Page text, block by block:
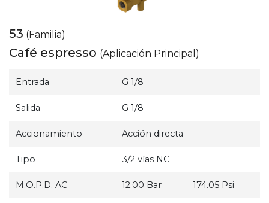
53 (Familia)
Café espresso (Aplicación Principal)
Entrada G 1/8
Salida G 1/8
Accionamiento Acción directa
Tipo 3/2 vías NC
M.O.P.D. AC 12.00 Bar 174.05 Psi